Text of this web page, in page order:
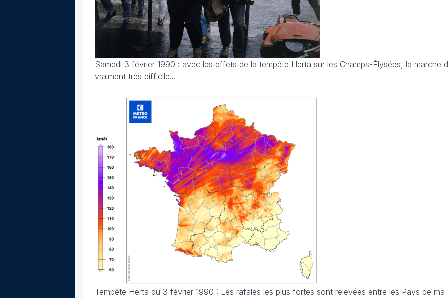
Samedi 3 février 1990 : avec les effets de la tempête Herta sur les Champs-Élysées, la marche
vraiment très difficile...
Tempête Herta du 3 février 1990 : Les rafales les plus fortes sont relevées entre les Pays de